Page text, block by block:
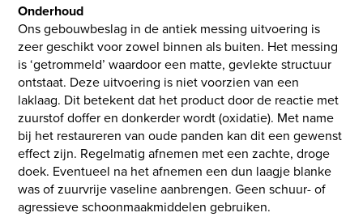
Onderhoud
Ons gebouwbeslag in de antiek messing uitvoering is
zeer geschikt voor zowel binnen als buiten. Het messing
is ‘getrommeld’ waardoor een matte, gevlekte structuur
ontstaat. Deze uitvoering is niet voorzien van een
laklaag. Dit betekent dat het product door de reactie met
zuurstof doffer en donkerder wordt (oxidatie). Met name
bij het restaureren van oude panden kan dit een gewenst
effect zijn. Regelmatig afnemen met een zachte, droge
doek. Eventueel na het afnemen een dun laagje blanke
was of zuurvrije vaseline aanbrengen. Geen schuur- of
agressieve schoonmaakmiddelen gebruiken.